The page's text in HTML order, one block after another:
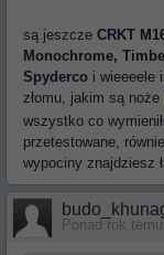
są jeszcze CRKT
Monochrome,
Spyderco i wieeeele
złomu, jakim są noże
wszystko co
przetestowane,
wypociny znajdziesz
Ponad rok temu